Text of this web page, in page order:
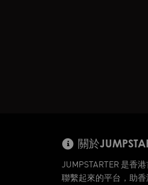
關於
JUMPSTARTER 是香
聯繫起來的平台，助香